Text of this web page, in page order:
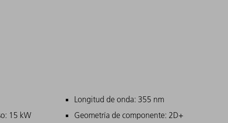
Longitud de onda: 355 nm
15 kW
Geometría de componente: 2D+